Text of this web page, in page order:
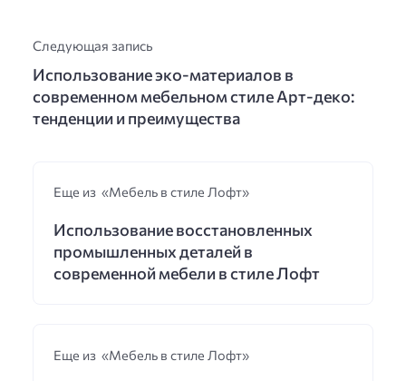
Следующая запись
Использование эко-материалов в
современном мебельном стиле Арт-деко:
тенденции и преимущества
Еще из «Мебель в стиле Лофт»
Использование восстановленных
промышленных деталей в
современной мебели в стиле Лофт
Еще из «Мебель в стиле Лофт»